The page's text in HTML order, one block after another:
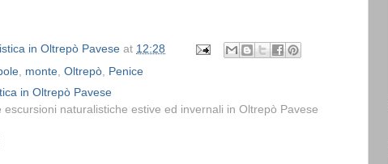
in Oltrepò Pavese at 12:28
monte Oltrepò Penice
in Oltrepò Pavese
escursioni naturalistiche estive ed invernali in Oltrepò Pavese